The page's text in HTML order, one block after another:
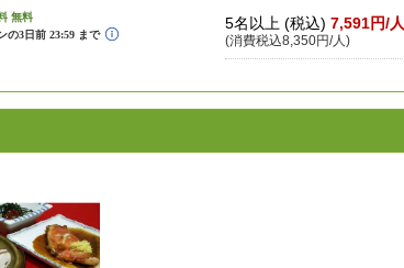
5名以上 (税込) 7,591円/人
(消費税込8,350円/人)